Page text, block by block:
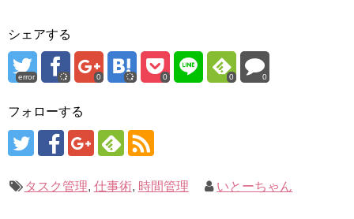
シェアする
error 0 0 0 0
フォローする
タスク管理, 仕事術, 時間管理 いとーちゃん